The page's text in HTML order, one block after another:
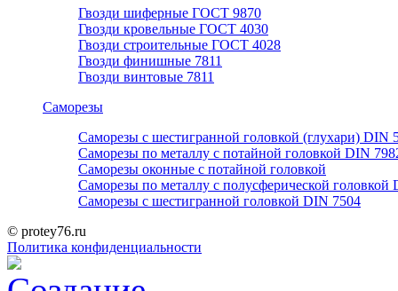
Гвозди шиферные ГОСТ 9870
Гвозди кровельные ГОСТ 4030
Гвозди строительные ГОСТ 4028
Гвозди финишные 7811
Гвозди винтовые 7811
Саморезы
Саморезы с шестигранной головкой (глухари) DIN
Саморезы по металлу с потайной головкой DIN
Саморезы оконные с потайной головкой
Саморезы по металлу с полусферической головкой
Саморезы с шестигранной головкой DIN 7504
© protey76.ru
Политика конфиденциальности